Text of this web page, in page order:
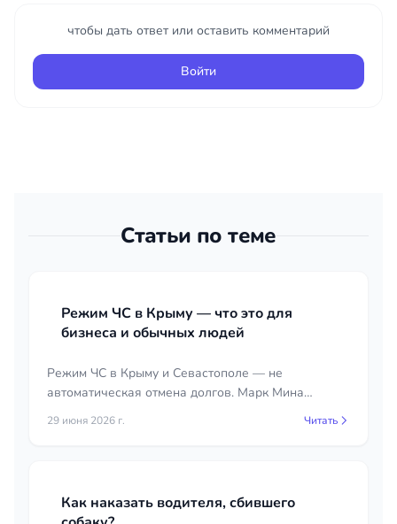
чтобы дать ответ или оставить комментарий
Войти
Статьи по теме
Режим ЧС в Крыму — что это для
бизнеса и обычных людей
Режим ЧС в Крыму и Севастополе — не
автоматическая отмена долгов. Марк Мина
разобрался как он влияет на договор аренды,
29 июня 2026 г. Читать
Как наказать водителя, сбившего